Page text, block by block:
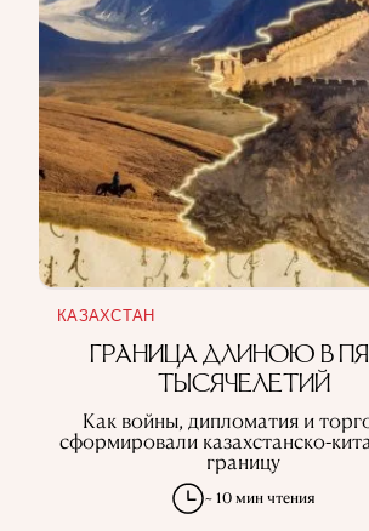
КАЗАХСТАН
ГРАНИЦА ДЛИНОЮ В
ТЫСЯЧЕЛЕТИЙ
Как войны, дипломатия и
сформировали казахстанско-
границу
~ 10 мин чтения